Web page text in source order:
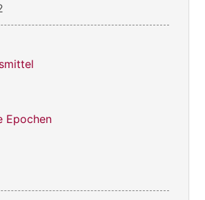
Epochen